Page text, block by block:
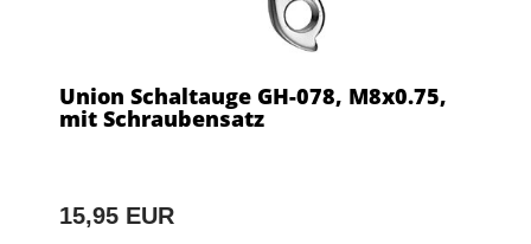
Union Schaltauge GH-078, M8x0.75,
mit Schraubensatz
15,95 EUR